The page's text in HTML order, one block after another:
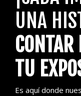
UNA
TU
Es aquí donde